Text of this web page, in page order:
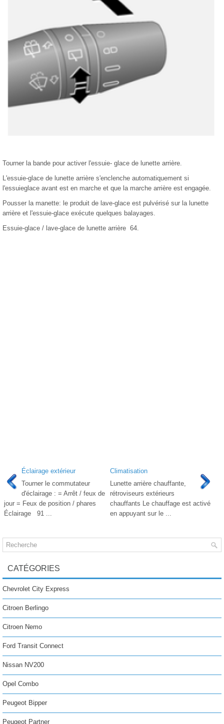
Tourner la bande pour activer l'essuie- glace de lunette arrière.
L'essuie-glace de lunette arrière s'enclenche automatiquement si
l'essuieglace avant est en marche et que la marche arrière est engagée.
Pousser la manette: le produit de lave-glace est pulvérisé sur la lunette
arrière et l'essuie-glace exécute quelques balayages.
Essuie-glace / lave-glace de lunette arrière 64.
Éclairage extérieur
Tourner le commutateur
d'éclairage : = Arrêt / feux de
jour = Feux de position / phares
Éclairage 91 ...
Climatisation
Lunette arrière chauffante,
rétroviseurs extérieurs
chauffants Le chauffage est activé
en appuyant sur le ...
CATÉGORIES
Chevrolet City Express
Citroen Berlingo
Citroen Nemo
Ford Transit Connect
Nissan NV200
Opel Combo
Peugeot Bipper
Peugeot Partner